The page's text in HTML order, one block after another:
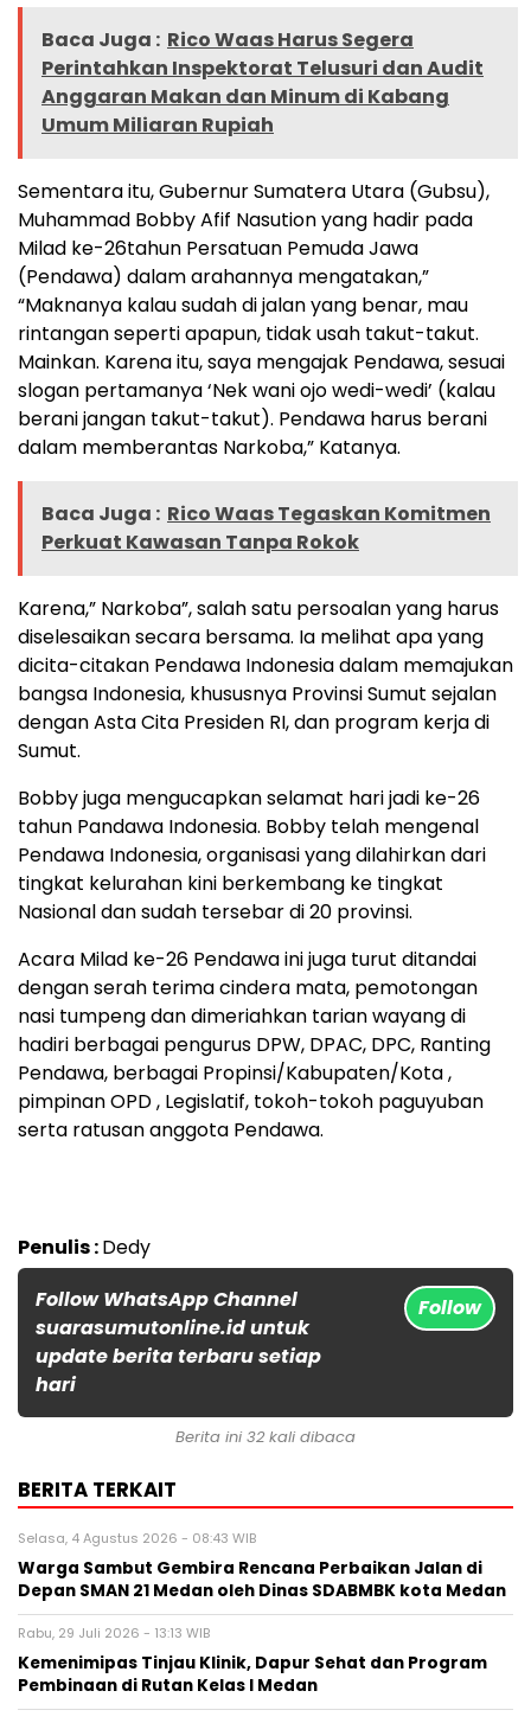
Baca Juga : Rico Waas Harus Segera
Perintahkan Inspektorat Telusuri dan Audit
Anggaran Makan dan Minum di Kabang
Umum Miliaran Rupiah
Sementara itu, Gubernur Sumatera Utara (Gubsu),
Muhammad Bobby Afif Nasution yang hadir pada
Milad ke-26tahun Persatuan Pemuda Jawa
(Pendawa) dalam arahannya mengatakan,”
“Maknanya kalau sudah di jalan yang benar, mau
rintangan seperti apapun, tidak usah takut-takut.
Mainkan. Karena itu, saya mengajak Pendawa, sesuai
slogan pertamanya ‘Nek wani ojo wedi-wedi’ (kalau
berani jangan takut-takut). Pendawa harus berani
dalam memberantas Narkoba,” Katanya.
Baca Juga : Rico Waas Tegaskan Komitmen
Perkuat Kawasan Tanpa Rokok
Karena,” Narkoba”, salah satu persoalan yang harus
diselesaikan secara bersama. Ia melihat apa yang
dicita-citakan Pendawa Indonesia dalam memajukan
bangsa Indonesia, khususnya Provinsi Sumut sejalan
dengan Asta Cita Presiden RI, dan program kerja di
Sumut.
Bobby juga mengucapkan selamat hari jadi ke-26
tahun Pandawa Indonesia. Bobby telah mengenal
Pendawa Indonesia, organisasi yang dilahirkan dari
tingkat kelurahan kini berkembang ke tingkat
Nasional dan sudah tersebar di 20 provinsi.
Acara Milad ke-26 Pendawa ini juga turut ditandai
dengan serah terima cindera mata, pemotongan
nasi tumpeng dan dimeriahkan tarian wayang di
hadiri berbagai pengurus DPW, DPAC, DPC, Ranting
Pendawa, berbagai Propinsi/Kabupaten/Kota ,
pimpinan OPD , Legislatif, tokoh-tokoh paguyuban
serta ratusan anggota Pendawa.
Penulis :Dedy
Follow WhatsApp Channel
suarasumutonline.id untuk
update berita terbaru setiap
hari
Follow
Berita ini 32 kali dibaca
BERITA TERKAIT
Selasa, 4 Agustus 2026 - 08:43 WIB
Warga Sambut Gembira Rencana Perbaikan Jalan di
Depan SMAN 21 Medan oleh Dinas SDABMBK kota Medan
Rabu, 29 Juli 2026 - 13:13 WIB
Kemenimipas Tinjau Klinik, Dapur Sehat dan Program
Pembinaan di Rutan Kelas I Medan